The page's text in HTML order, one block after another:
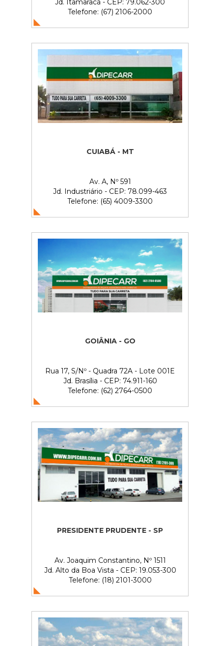
Telefone: (67) 2106-2000
CUIABÁ - MT
Av. A, Nº 591
Jd. Industriário - CEP: 78.099-463
Telefone: (65) 4009-3300
GOIÂNIA - GO
Rua 17, S/Nº - Quadra 72A - Lote 001E
Jd. Brasília - CEP: 74.911-160
Telefone: (62) 2764-0500
PRESIDENTE PRUDENTE - SP
Av. Joaquim Constantino, Nº 1511
Jd. Alto da Boa Vista - CEP: 19.053-300
Telefone: (18) 2101-3000